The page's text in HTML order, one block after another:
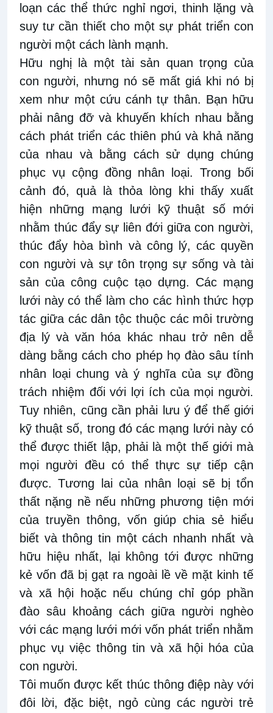
loạn các thể thức nghỉ ngơi, thinh lặng và
suy tư cần thiết cho một sự phát triển con
người một cách lành mạnh.
Hữu nghị là một tài sản quan trọng của
con người, nhưng nó sẽ mất giá khi nó bị
xem như một cứu cánh tự thân. Bạn hữu
phải nâng đỡ và khuyến khích nhau bằng
cách phát triển các thiên phú và khả năng
của nhau và bằng cách sử dụng chúng
phục vụ cộng đồng nhân loại. Trong bối
cảnh đó, quả là thỏa lòng khi thấy xuất
hiện những mạng lưới kỹ thuật số mới
nhằm thúc đẩy sự liên đới giữa con người,
thúc đẩy hòa bình và công lý, các quyền
con người và sự tôn trọng sự sống và tài
sản của công cuộc tạo dựng. Các mạng
lưới này có thể làm cho các hình thức hợp
tác giữa các dân tộc thuộc các môi trường
địa lý và văn hóa khác nhau trở nên dễ
dàng bằng cách cho phép họ đào sâu tính
nhân loại chung và ý nghĩa của sự đồng
trách nhiệm đối với lợi ích của mọi người.
Tuy nhiên, cũng cần phải lưu ý để thế giới
kỹ thuật số, trong đó các mạng lưới này có
thể được thiết lập, phải là một thế giới mà
mọi người đều có thể thực sự tiếp cận
được. Tương lai của nhân loại sẽ bị tổn
thất nặng nề nếu những phương tiện mới
của truyền thông, vốn giúp chia sẻ hiểu
biết và thông tin một cách nhanh nhất và
hữu hiệu nhất, lại không tới được những
kẻ vốn đã bị gạt ra ngoài lề về mặt kinh tế
và xã hội hoặc nếu chúng chỉ góp phần
đào sâu khoảng cách giữa người nghèo
với các mạng lưới mới vốn phát triển nhằm
phục vụ việc thông tin và xã hội hóa của
con người.
Tôi muốn được kết thúc thông điệp này với
đôi lời, đặc biệt, ngỏ cùng các người trẻ